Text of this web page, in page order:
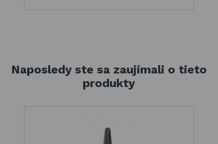
Naposledy ste sa zaujímali o tieto
produkty